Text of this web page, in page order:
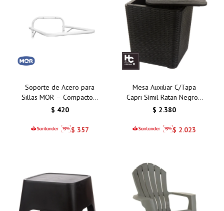
Soporte de Acero para
Sillas MOR – Compacto y
Funcional
$ 420
$ 357
Mesa Auxiliar C/Tapa
Capri Símil Ratan Negro -
Espacio para Guardado
$ 2.380
$ 2.023